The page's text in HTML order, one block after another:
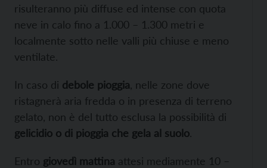
risulteranno più diffuse ed intense con quota
neve in calo fino a 1.000 – 1.300 metri e
localmente sotto nelle valli più chiuse e meno
ventilate.
In caso di debole pioggia , nelle zone dove
ristagnerà aria fredda o in presenza di terreno
gelato, non è del tutto esclusa la possibilità di
gelicidio o di pioggia che gela al suolo.
Entro giovedì mattina attesi mediamente 10 –